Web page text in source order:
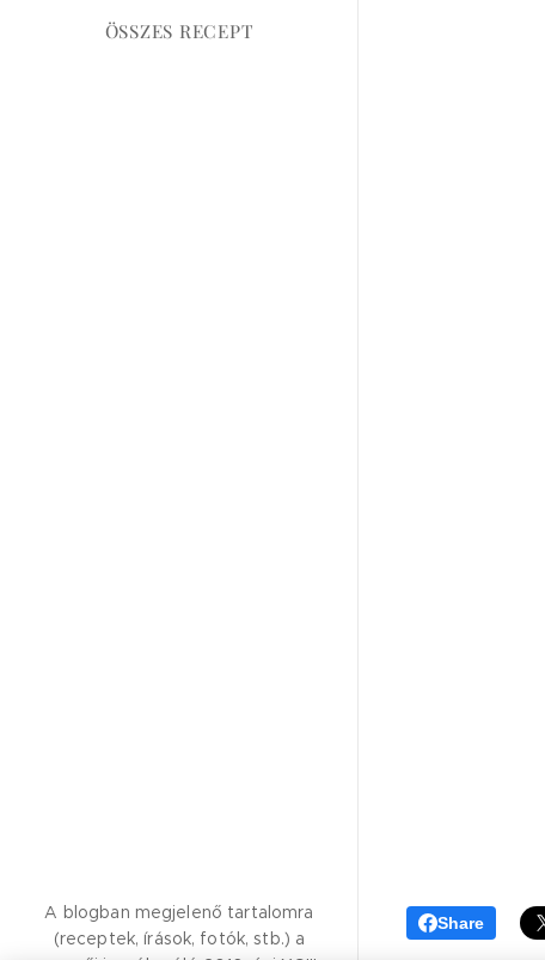
ÖSSZES RECEPT
Share
A blogban megjelenő tartalomra
(receptek, írások, fotók, stb.) a